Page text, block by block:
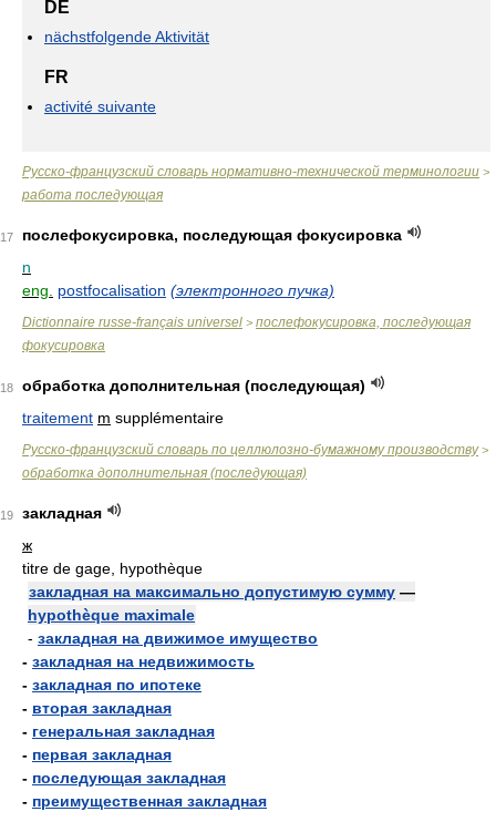
DE
nächstfolgende Aktivität
FR
activité suivante
Русско-французский словарь нормативно-технической терминологии >
работа последующая
17
послефокусировка, последующая фокусировка
n
eng.
postfocalisation (электронного пучка)
Dictionnaire russe-français universel > послефокусировка, последующая
фокусировка
18
обработка дополнительная (последующая)
traitement m supplémentaire
Русско-французский словарь по целлюлозно-бумажному производству>
обработка дополнительная (последующая)
19
закладная
ж
titre de gage, hypothèque
закладная на максимально допустимую сумму —
hypothèque maximale
- закладная на движимое имущество
- закладная на недвижимость
- закладная по ипотеке
- вторая закладная
- генеральная закладная
- первая закладная
- последующая закладная
- преимущественная закладная